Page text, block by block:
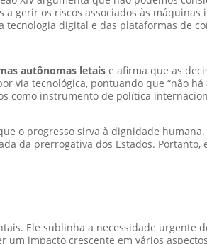
gerir os riscos associados às máquinas
tecnologia digital e das plataformas de
autônomas letais e afirma que as
via tecnológica, pontuando que “não
como instrumento de política
o progresso sirva à dignidade humana.
da prerrogativa dos Estados. Portanto,
Ele sublinha a necessidade urgente
um impacto crescente em vários